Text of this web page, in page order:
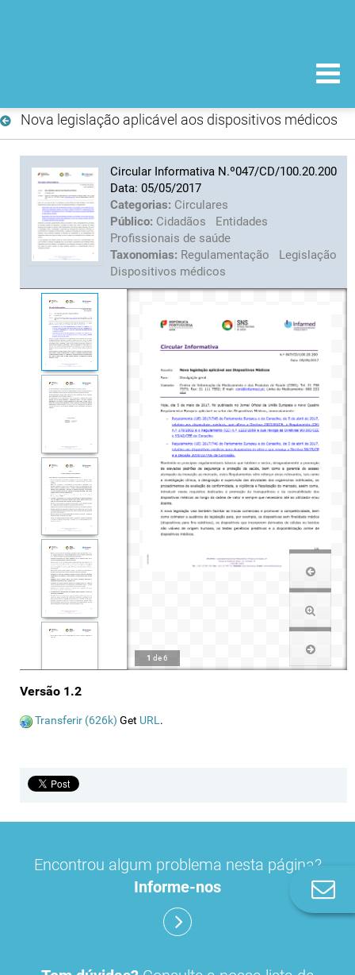
Nova legislação aplicável aos dispositivos médicos
Circular Informativa N.º047/CD/100.20.200
Data: 05/05/2017
Categorias: Circulares
Público: Cidadãos
Entidades
Profissionais de saúde
Taxonomias: Regulamentação
Legislação
Dispositivos médicos
1 de6
Versão 1.2
Transferir (626k) Get URL.
Encontrou algum problema nesta página?
Informe-nos